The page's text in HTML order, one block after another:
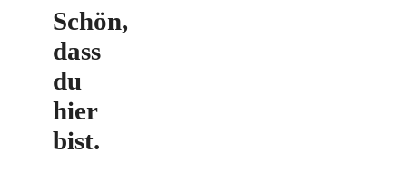
Schön,
dass
du
hier
bist.